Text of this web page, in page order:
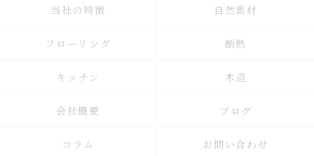
当社の特徴 自然素材
フローリング 断熱
キッチン 木造
会社概要 ブログ
コラム お問い合わせ